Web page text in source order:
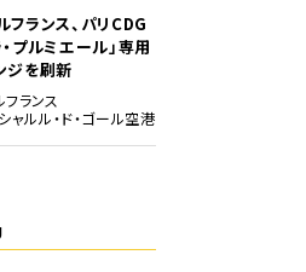
フランス、パリCDG
・プルミエール」専用
ジを刷新
ランス
ャルル・ド・ゴール空港